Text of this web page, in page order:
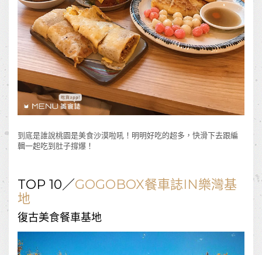
到底是誰說桃園是美食沙漠啦吼！明明好吃的超多，快滑下去跟編
輯一起吃到肚子撐爆！
TOP 10／GOGOBOX餐車誌IN樂灣基
地
復古美食餐車基地